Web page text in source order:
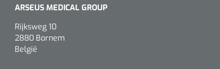
ARSEUS MEDICAL GROUP
Rijksweg 10
2880 Bornem
België